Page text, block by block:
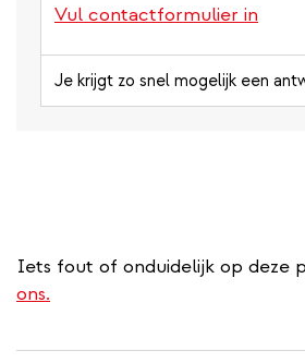
Vul contactformulier in
Je krijgt zo snel mogelijk een
Iets fout of onduidelijk op deze
ons.